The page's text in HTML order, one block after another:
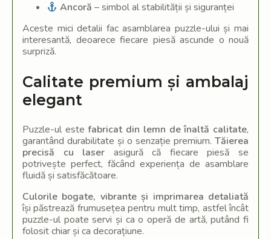
Ancoră – simbol al stabilității și siguranței
Aceste mici detalii fac asamblarea puzzle-ului și mai
interesantă, deoarece fiecare piesă ascunde o nouă
surpriză.
Calitate premium și ambalaj
elegant
Puzzle-ul estefabricat din lemn de înaltă calitate,
garantând durabilitate și o senzație premium. Tăierea
precisă cu laser asigură că fiecare piesă se
potrivește perfect, făcând experiența de asamblare
fluidă și satisfăcătoare.
Culorile bogate, vibrante și imprimarea detaliată
își păstrează frumusețea pentru mult timp, astfel încât
puzzle-ul poate servi și ca o operă de artă, putând fi
folosit chiar și ca decorațiune.